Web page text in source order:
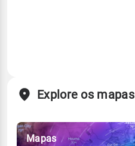
Explore os mapas
Mapas